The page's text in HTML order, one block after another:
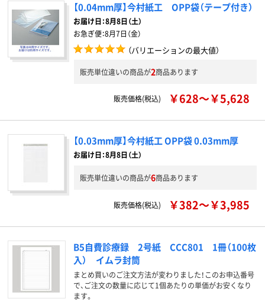
【0.04mm厚】今村紙工 OPP袋（テープ付き）
お届け日：8月8日（土）
お急ぎ便：8月7日（金）
（バリエーションの最大値）
販売単位違いの商品が2商品あります
販売価格(税込) ￥628～￥5,628
【0.03mm厚】今村紙工 OPP袋 0.03mm厚
お届け日：8月8日（土）
販売単位違いの商品が6商品あります
販売価格(税込) ￥382～￥3,985
B5自費診療録 2号紙 CCC801 1冊（100枚
入） イムラ封筒
まとめ買いのご注文方法が変わりました！このお申込番号
で、ご注文の数量に応じて1個あたりの単価がお安くなり
ます。